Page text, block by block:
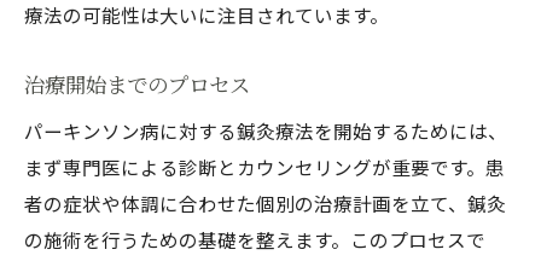
療法の可能性は大いに注目されています。
治療開始までのプロセス
パーキンソン病に対する鍼灸療法を開始するためには、
まず専門医による診断とカウンセリングが重要です。患
者の症状や体調に合わせた個別の治療計画を立て、鍼灸
の施術を行うための基礎を整えます。このプロセスで